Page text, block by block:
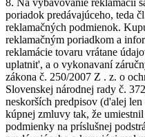
8. Na vybavovanie reklamacií
poriadok predávajúceho, teda
reklamačných podmienok.
reklamačným poriadkom a
reklamácie tovaru vrátane
uplatnit', a o vykonavaní
zákona č. 250/2007 Z . z. o
Slovenskej národnej rady č.
neskorších predpisov (d'alej
kúpnej zmluvy tak, že
podmienky na príslušnej